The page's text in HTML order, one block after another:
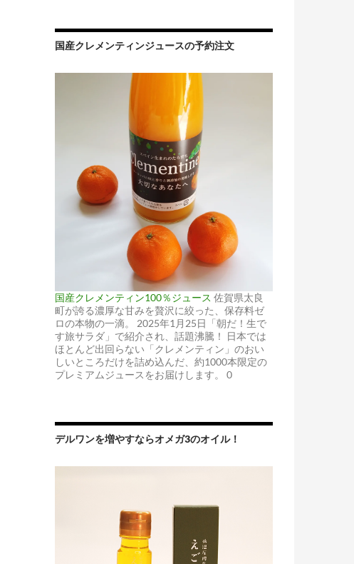
国産クレメンティンジュースの予約注文
国産クレメンティン100％ジュース 佐賀県太良
町が誇る濃厚な甘みを贅沢に絞った、保存料ゼ
ロの本物の一滴。 2025年1月25日「朝だ！生で
す旅サラダ」で紹介され、話題沸騰！ 日本では
ほとんど出回らない「クレメンティン」のおい
しいところだけを詰め込んだ、約1000本限定の
プレミアムジュースをお届けします。 0
デルワンを増やすならオメガ3のオイル！